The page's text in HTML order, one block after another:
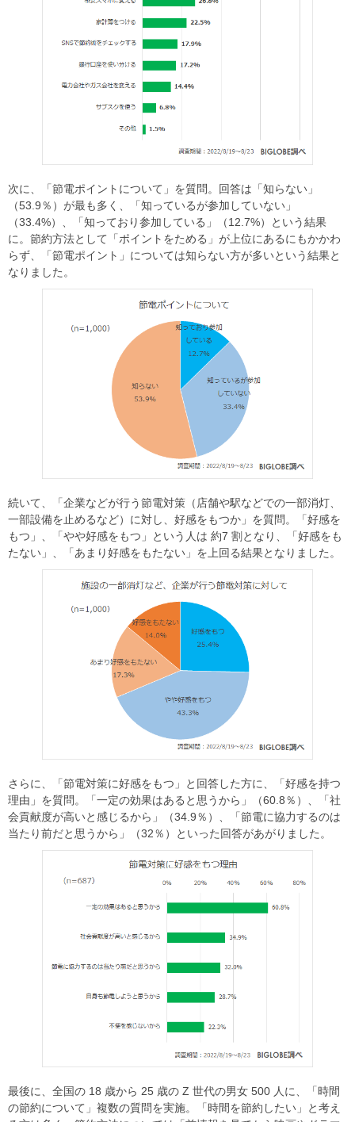
次に、「節電ポイントについて」を質問。回答は「知らない」
（53.9％）が最も多く、「知っているが参加していない」
（33.4%）、「知っており参加している」（12.7%）という結果
に。節約方法として「ポイントをためる」が上位にあるにもかかわ
らず、「節電ポイント」については知らない方が多いという結果と
なりました。
続いて、「企業などが行う節電対策（店舗や駅などでの一部消灯、
一部設備を止めるなど）に対し、好感をもつか」を質問。「好感を
もつ」、「やや好感をもつ」という人は 約7 割となり、「好感をも
たない」、「あまり好感をもたない」を上回る結果となりました。
さらに、「節電対策に好感をもつ」と回答した方に、「好感を持つ
理由」を質問。「一定の効果はあると思うから」（60.8％）、「社
会貢献度が高いと感じるから」（34.9％）、「節電に協力するのは
当たり前だと思うから」（32％）といった回答があがりました。
最後に、全国の 18 歳から 25 歳の Z 世代の男女 500 人に、「時間
の節約について」複数の質問を実施。「時間を節約したい」と考え